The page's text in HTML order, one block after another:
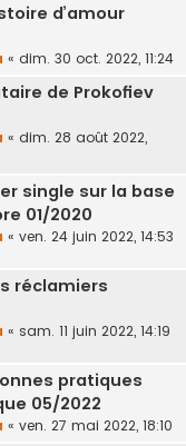
d’amour
« dim. 30 oct. 2022, 11:24
de Prokofiev
« dim. 28 août 2022,
single sur la base
01/2020
« ven. 24 juin 2022, 14:53
réclamiers
« sam. 11 juin 2022, 14:19
pratiques
05/2022
« ven. 27 mai 2022, 18:10